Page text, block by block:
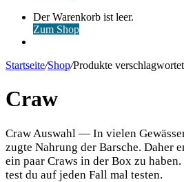
Warenkorb
ansehen
Der Warenkorb ist leer.
Zum Shop
Startseite/Shop/Produkte
Craw
Craw Aus­wahl — In vie­len
zug­te Nah­rung der Bar­sche. Daher
ein paar Craws in der Box zu haben.
test du auf jeden Fall mal testen.